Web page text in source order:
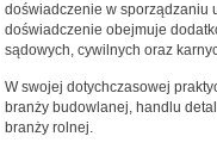
doświadczenie w sporządzaniu
doświadczenie obejmuje
sądowych, cywilnych oraz
W swojej dotychczasowej
branży budowlanej, handlu
branży rolnej.